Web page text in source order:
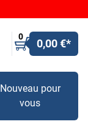
0
0,00 €*
Nouveau pour
vous